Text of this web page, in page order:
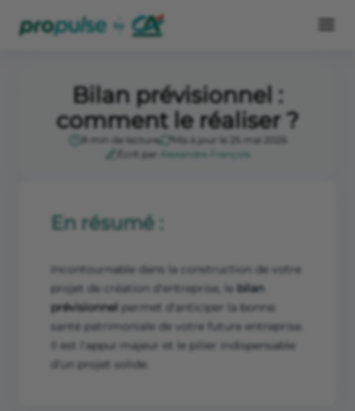
Bilan prévisionnel :
comment le réaliser ?
8 min de lecture
Mis à jour le 25 mai 2026
Écrit par
Alexandre François
En résumé :
Incontournable dans la construction de votre
projet de création d'entreprise, le bilan
prévisionnel permet d'anticiper la bonne
santé patrimoniale de votre future entreprise.
Il est l'appui majeur et le pilier indispensable
d'un projet solide.